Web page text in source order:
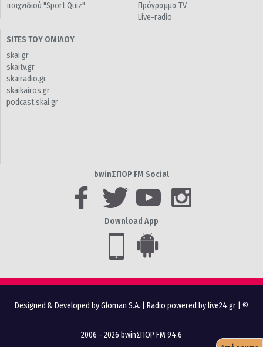
παιχνιδιού "Sport Quiz"
Πρόγραμμα TV
Live-radio
SITES ΤΟΥ ΟΜΙΛΟΥ
skai.gr
skaitv.gr
skairadio.gr
skaikairos.gr
podcast.skai.gr
bwinΣΠΟΡ FM Social
Download App
Designed & Developed by Gloman S.A. Radio powered by live24.gr | ©
2006 - 2026 bwinΣΠΟΡ FM 94.6